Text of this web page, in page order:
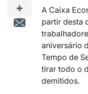
A Caixa
partir desta
aniversário
Tempo de
tirar todo o
demitidos.